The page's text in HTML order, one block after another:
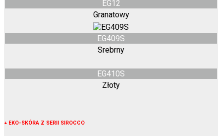
EG12
Granatowy
EG409S
Srebrny
EG410S
Złoty
↓ EKO-SKÓRA Z SERII SIROCCO